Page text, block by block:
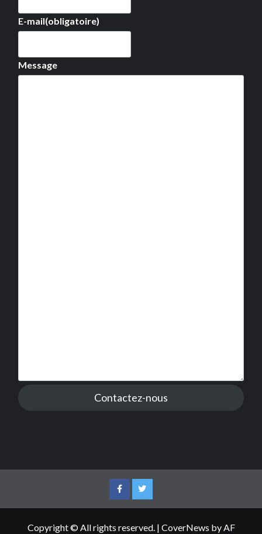
E-mail(obligatoire)
Message
Contactez-nous
FacebookTwitter
Copyright © All rights reserved. | CoverNews by AF